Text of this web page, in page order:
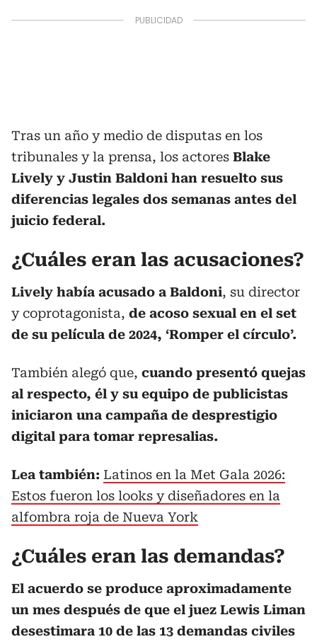
Tras un año y medio de disputas en los
tribunales y la prensa, los actores Blake
Lively y Justin Baldoni han resuelto sus
diferencias legales dos semanas antes del
juicio federal.
¿Cuáles eran las acusaciones?
Lively había acusado a Baldoni, su director
y coprotagonista, de acoso sexual en el set
de su película de 2024, ‘Romper el círculo’.
También alegó que, cuando presentó quejas
al respecto, él y su equipo de publicistas
iniciaron una campaña de desprestigio
digital para tomar represalias.
Lea también: Latinos en la Met Gala 2026:
Estos fueron los looks y diseñadores en la
alfombra roja de Nueva York
¿Cuáles eran las demandas?
El acuerdo se produce aproximadamente
un mes después de que el juez Lewis Liman
desestimara 10 de las 13 demandas civiles